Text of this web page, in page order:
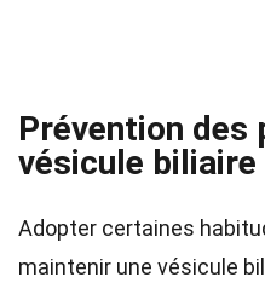
Prévention des
vésicule biliaire
Adopter certaines
maintenir une vésicule